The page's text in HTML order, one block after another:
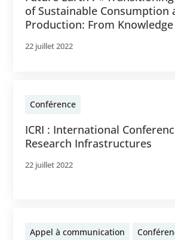
of Sustainable Consumption
Production: From
22 juillet 2022
Conférence
ICRI : International
Research Infrastructures
22 juillet 2022
Appel à communication